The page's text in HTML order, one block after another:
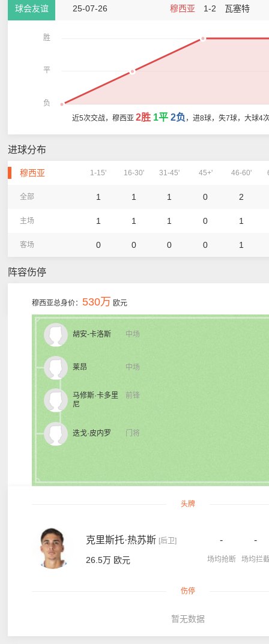
球会友谊 25-07-26 穆西亚 1-2 瓦塞特
胜
平
负
近5次交战，穆西亚 2胜 1平 2负 ，进8球，失7球，大球4
进球分布
穆西亚 1-15' 16-30' 31-45' 45+' 46-60'
全部 1 1 1 0 2
主场 1 1 1 0 1
客场 0 0 0 0 1
阵容伤停
穆西亚总身价： 530万 欧元
中场
胡安-卡洛斯
中场
莱昂
前锋
马修斯·卡多里
尼
门将
迭戈·皮内罗
头牌
克里斯托·热苏斯 [后卫]
26.5万 欧元
-
场均抢断
-
场均拦
伤停
暂无数据